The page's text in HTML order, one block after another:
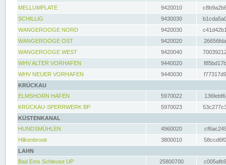
MELLUMPLATE
9420010
SCHILLIG
9430030
WANGEROOGE NORD
9420030
WANGEROOGE OST
9420020
WANGEROOGE WEST
9420040
WHV ALTER VORHAFEN
9440020
WHV NEUER VORHAFEN
9440030
KRÜCKAU
ELMSHORN HAFEN
5970022
KRÜCKAU-SPERRWERK BP
5970023
KÜSTENKANAL
HUNDSMÜHLEN
4960020
Hilkenbrook
3800010
LAHN
Bad Ems Schleuse UP
25800700